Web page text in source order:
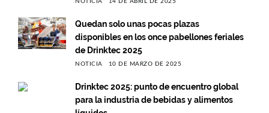
Quedan solo unas pocas plazas
disponibles en los once pabellones feriales
de Drinktec 2025
NOTICIA 10 DE MARZO DE 2025
Drinktec 2025: punto de encuentro global
para la industria de bebidas y alimentos